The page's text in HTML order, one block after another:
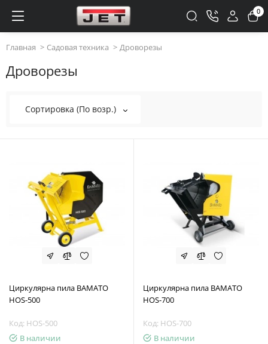
0
Главная Садовая техника Дроворезы
Дроворезы
Сортировка (По возр.)
Циркулярна пила BAMATO
HOS-500
Код: HOS-500
В наличии
Циркулярна пила BAMATO
HOS-700
Код: HOS-700
В наличии